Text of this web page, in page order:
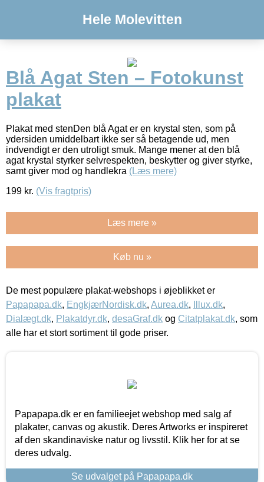
Hele Molevitten
Blå Agat Sten – Fotokunst
plakat
Plakat med stenDen blå Agat er en krystal sten, som på
ydersiden umiddelbart ikke ser så betagende ud, men
indvendigt er den utroligt smuk. Mange mener at den blå
agat krystal styrker selvrespekten, beskytter og giver styrke,
samt giver mod og handlekra (Læs mere)
199 kr. (Vis fragtpris)
Læs mere »
Køb nu »
De mest populære plakat-webshops i øjeblikket er
Papapapa.dk, EngkjærNordisk.dk, Aurea.dk, Illux.dk,
Dialægt.dk, Plakatdyr.dk, desaGraf.dk og Citatplakat.dk, som
alle har et stort sortiment til gode priser.
Papapapa.dk er en familieejet webshop med salg af
plakater, canvas og akustik. Deres Artworks er inspireret
af den skandinaviske natur og livsstil. Klik her for at se
deres udvalg.
Se udvalget på Papapapa.dk